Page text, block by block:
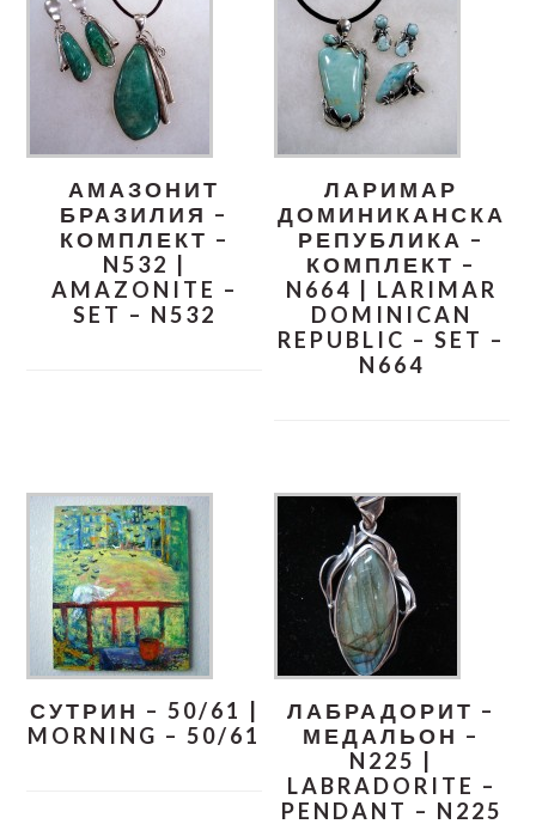
АМАЗОНИТ
БРАЗИЛИЯ –
КОМПЛЕКТ –
N532 |
AMAZONITE –
SET – N532
ЛАРИМАР
ДОМИНИКАНСКА
РЕПУБЛИКА –
КОМПЛЕКТ –
N664 | LARIMAR
DOMINICAN
REPUBLIC – SET –
N664
СУТРИН – 50/61 |
MORNING – 50/61
ЛАБРАДОРИТ –
МЕДАЛЬОН –
N225 |
LABRADORITE –
PENDANT – N225